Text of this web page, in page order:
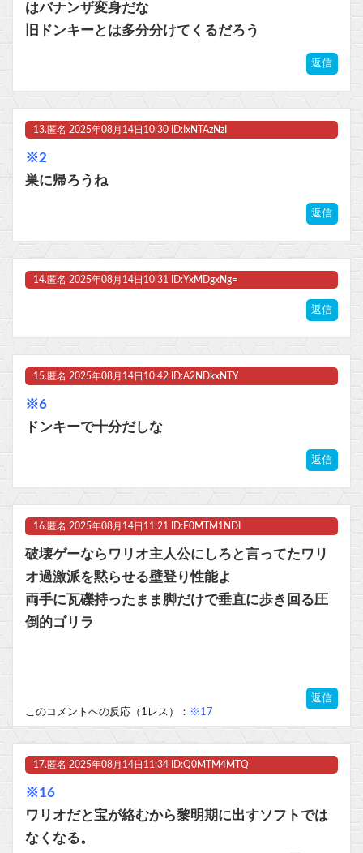
はバナンザ変身だな
旧ドンキーとは多分分けてくるだろう
返信
13. 匿名 2025年08月14日10:30 ID:IxNTAzNzI
※2
巣に帰ろうね
返信
14. 匿名 2025年08月14日10:31 ID:YxMDgxNg=
返信
15. 匿名 2025年08月14日10:42 ID:A2NDkxNTY
※6
ドンキーで十分だしな
返信
16. 匿名 2025年08月14日11:21 ID:E0MTM1NDI
破壊ゲーならワリオ主人公にしろと言ってたワリ
オ過激派を黙らせる壁登り性能よ
両手に瓦礫持ったまま脚だけで垂直に歩き回る圧
倒的ゴリラ
返信
このコメントへの反応（1レス）： ※17
17. 匿名 2025年08月14日11:34 ID:Q0MTM4MTQ
※16
ワリオだと宝が絡むから黎明期に出すソフトでは
なくなる。